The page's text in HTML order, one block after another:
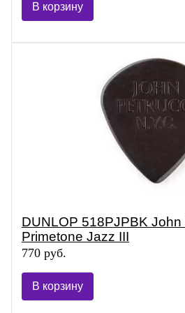
В корзину
DUNLOP 518PJPBK John
Primetone Jazz III
770 руб.
В корзину